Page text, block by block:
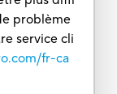
problème
service cli
fr-ca